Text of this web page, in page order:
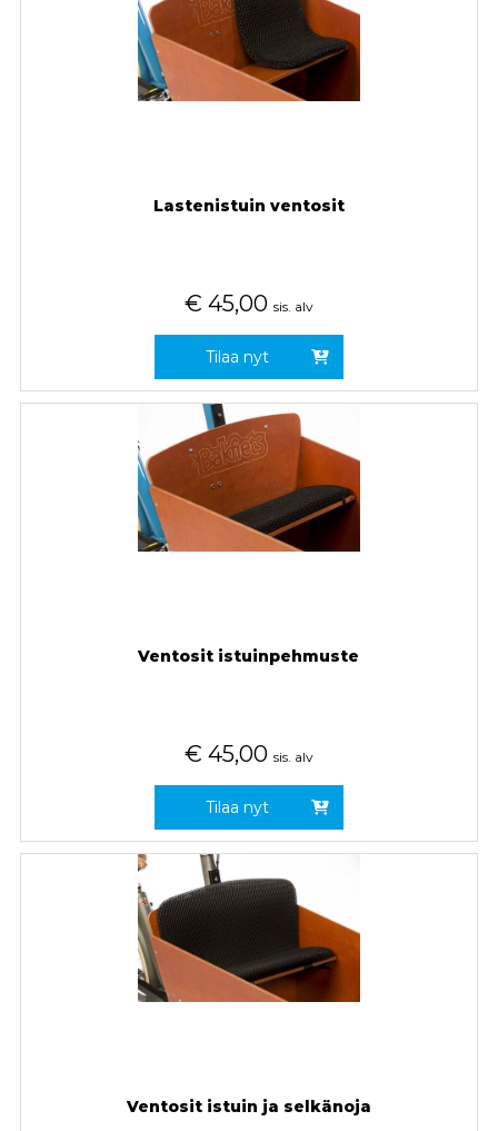
Lastenistuin ventosit
€ 45,00 sis. alv
Tilaa nyt
Ventosit istuinpehmuste
€ 45,00 sis. alv
Tilaa nyt
Ventosit istuin ja selkänoja